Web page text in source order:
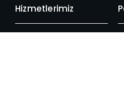
Hizmetlerimiz